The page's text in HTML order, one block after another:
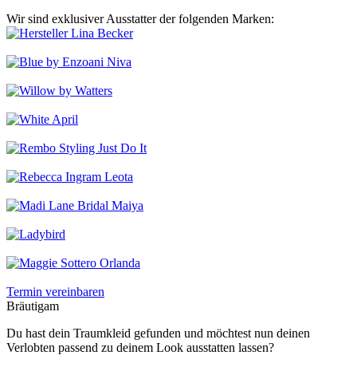
Wir sind exklusiver Ausstatter der folgenden Marken:
Termin vereinbaren
Bräutigam
Du hast dein Traumkleid gefunden und möchtest nun deinen
Verlobten passend zu deinem Look ausstatten lassen?